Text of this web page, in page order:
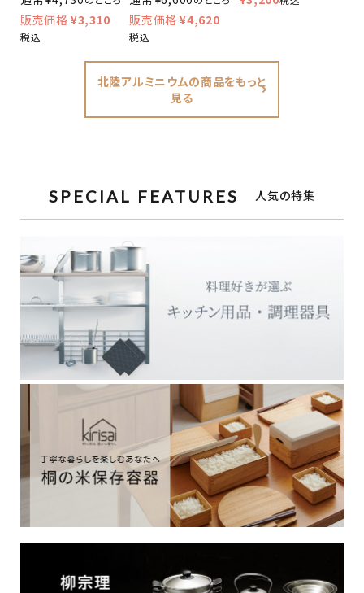
¥3,310
税込
¥4,620
税込
北陸アルミニウムの商品をもっと
見る
SPECIAL FEATURES 人気の特集